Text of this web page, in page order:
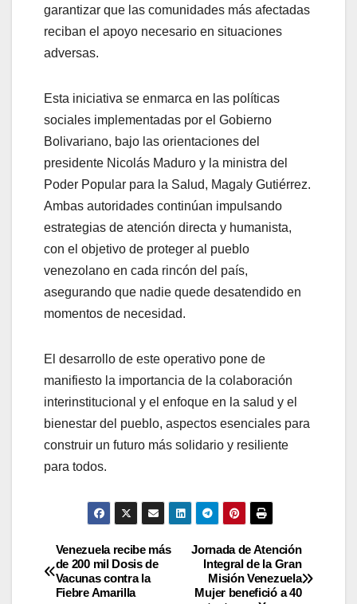
garantizar que las comunidades más afectadas
reciban el apoyo necesario en situaciones
adversas.
Esta iniciativa se enmarca en las políticas
sociales implementadas por el Gobierno
Bolivariano, bajo las orientaciones del
presidente Nicolás Maduro y la ministra del
Poder Popular para la Salud, Magaly Gutiérrez.
Ambas autoridades continúan impulsando
estrategias de atención directa y humanista,
con el objetivo de proteger al pueblo
venezolano en cada rincón del país,
asegurando que nadie quede desatendido en
momentos de necesidad.
El desarrollo de este operativo pone de
manifiesto la importancia de la colaboración
interinstitucional y el enfoque en la salud y el
bienestar del pueblo, aspectos esenciales para
construir un futuro más solidario y resiliente
para todos.
Jornada de Atención
Integral de la Gran
Misión Venezuela
Mujer benefició a 40
Venezuela recibe más
de 200 mil Dosis de
Vacunas contra la
Fiebre Amarilla